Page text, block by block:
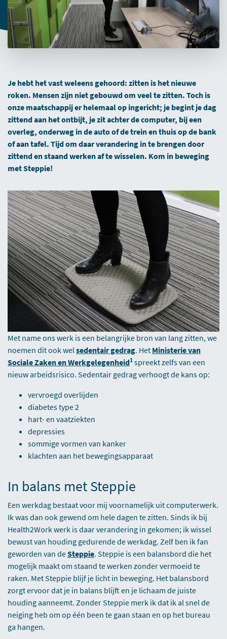
Je hebt het vast weleens gehoord: zitten is het nieuwe
roken. Mensen zijn niet gebouwd om veel te zitten. Toch is
onze maatschappij er helemaal op ingericht; je begint je dag
zittend aan het ontbijt, je zit achter de computer, bij een
overleg, onderweg in de auto of de trein en thuis op de bank
of aan tafel. Tijd om daar verandering in te brengen door
zittend en staand werken af te wisselen. Kom in beweging
met Steppie!
Met name ons werk is een belangrijke bron van lang zitten, we
noemen dit ook wel sedentair gedrag. Het Ministerie van
Sociale Zaken en Werkgelegenheid1 spreekt zelfs van een
nieuw arbeidsrisico. Sedentair gedrag verhoogt de kans op:
vervroegd overlijden
diabetes type 2
hart- en vaatziekten
depressies
sommige vormen van kanker
klachten aan het bewegingsapparaat
In balans met Steppie
Een werkdag bestaat voor mij voornamelijk uit computerwerk.
Ik was dan ook gewend om hele dagen te zitten. Sinds ik bij
Health2Work werk is daar verandering in gekomen; ik wissel
bewust van houding gedurende de werkdag. Zelf ben ik fan
geworden van deSteppie. Steppie is een balansbord die het
mogelijk maakt om staand te werken zonder vermoeid te
raken. Met Steppie blijf je licht in beweging. Het balansbord
zorgt ervoor dat je in balans blijft en je lichaam de juiste
houding aanneemt. Zonder Steppie merk ik dat ik al snel de
neiging heb om op één been te gaan staan en op het bureau
ga hangen.